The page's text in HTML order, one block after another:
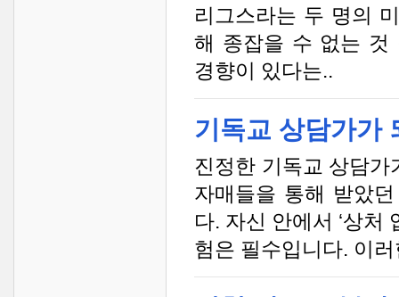
리그스라는 두 명의
해 종잡을 수 없는 것
경향이 있다는..
기독교 상담가가
진정한 기독교 상담
자매들을 통해 받았
다. 자신 안에서 ‘상처
험은 필수입니다. 이